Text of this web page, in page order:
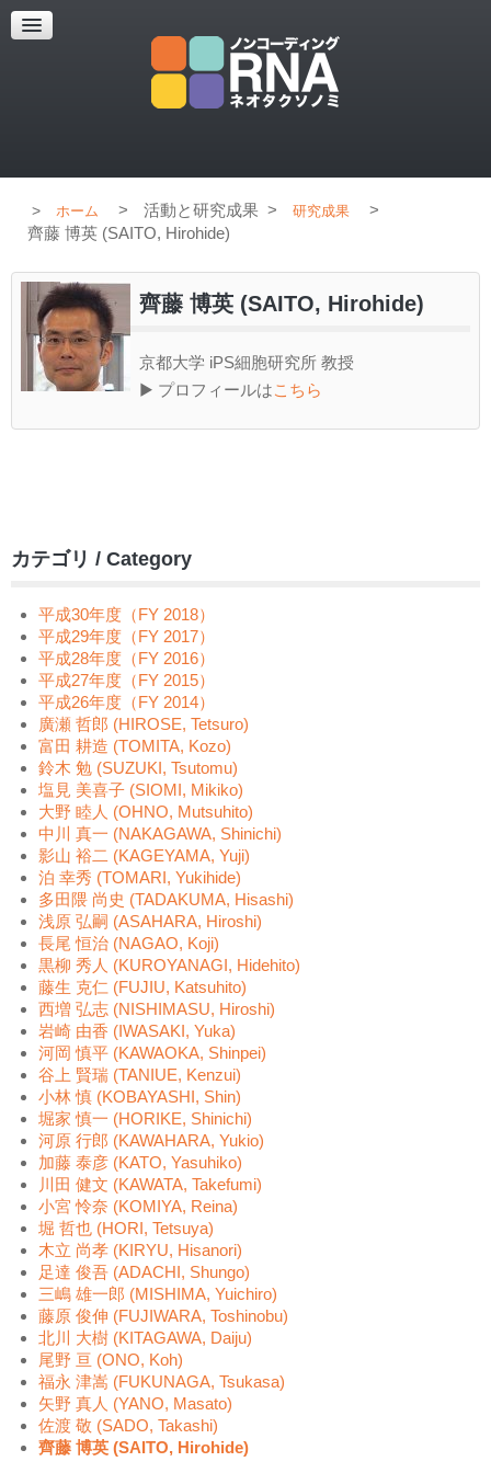
超解像顕微鏡
超解像顕微鏡の紹介
ホーム > 活動と研究成果 > 研究成果
>
齊藤 博英 (SAITO, Hirohide)
齊藤 博英 (SAITO, Hirohide)
京都大学 iPS細胞研究所 教授
▶ プロフィールはこちら
カテゴリ / Category
平成30年度（FY 2018）
平成29年度（FY 2017）
平成28年度（FY 2016）
平成27年度（FY 2015）
平成26年度（FY 2014）
廣瀬 哲郎 (HIROSE, Tetsuro)
富田 耕造 (TOMITA, Kozo)
鈴木 勉 (SUZUKI, Tsutomu)
塩見 美喜子 (SIOMI, Mikiko)
大野 睦人 (OHNO, Mutsuhito)
中川 真一 (NAKAGAWA, Shinichi)
影山 裕二 (KAGEYAMA, Yuji)
泊 幸秀 (TOMARI, Yukihide)
多田隈 尚史 (TADAKUMA, Hisashi)
浅原 弘嗣 (ASAHARA, Hiroshi)
長尾 恒治 (NAGAO, Koji)
黒柳 秀人 (KUROYANAGI, Hidehito)
藤生 克仁 (FUJIU, Katsuhito)
西増 弘志 (NISHIMASU, Hiroshi)
岩崎 由香 (IWASAKI, Yuka)
河岡 慎平 (KAWAOKA, Shinpei)
谷上 賢瑞 (TANIUE, Kenzui)
小林 慎 (KOBAYASHI, Shin)
堀家 慎一 (HORIKE, Shinichi)
河原 行郎 (KAWAHARA, Yukio)
加藤 泰彦 (KATO, Yasuhiko)
川田 健文 (KAWATA, Takefumi)
小宮 怜奈 (KOMIYA, Reina)
堀 哲也 (HORI, Tetsuya)
木立 尚孝 (KIRYU, Hisanori)
足達 俊吾 (ADACHI, Shungo)
三嶋 雄一郎 (MISHIMA, Yuichiro)
藤原 俊伸 (FUJIWARA, Toshinobu)
北川 大樹 (KITAGAWA, Daiju)
尾野 亘 (ONO, Koh)
福永 津嵩 (FUKUNAGA, Tsukasa)
矢野 真人 (YANO, Masato)
佐渡 敬 (SADO, Takashi)
齊藤 博英 (SAITO, Hirohide)